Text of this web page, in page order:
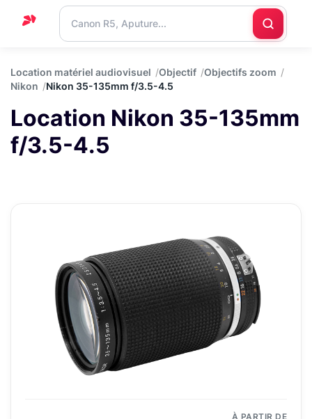
Support
Blog
Nous
contacter
Location matériel audiovisuel Objectif
Objectifs zoom
Nikon
Nikon 35-135mm f/3.5-4.5
Location Nikon 35-135mm
f/3.5-4.5
À PARTIR DE